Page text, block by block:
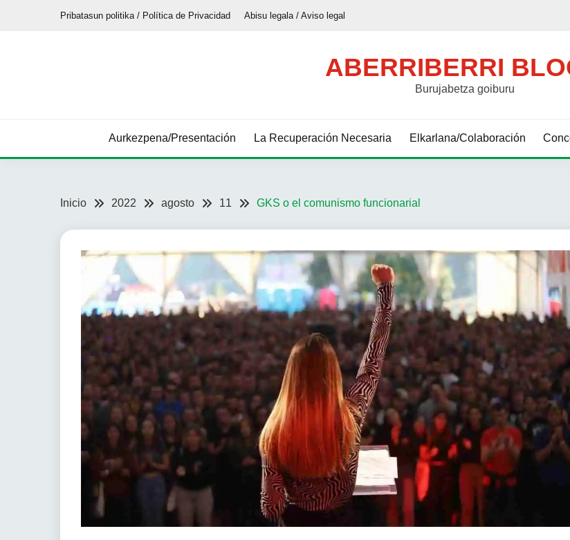
Pribatasun politika / Política de Privacidad Abisu legala / Aviso legal
ABERRIBERRI
Burujabetza goiburu
Aurkezpena/Presentación La Recuperación Necesaria Elkarlana/Colaboración
Inicio 2022 agosto 11 GKS o el comunismo funcionarial